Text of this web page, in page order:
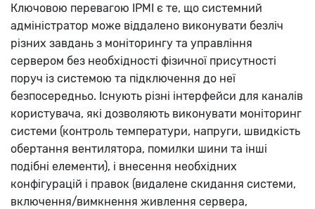
Ключовою перевагою IPMI є те, що системний
адміністратор може віддалено виконувати безліч
різних завдань з моніторингу та управління
сервером без необхідності фізичної присутності
поруч із системою та підключення до неї
безпосередньо. Існують різні інтерфейси для каналів
користувача, які дозволяють виконувати моніторинг
системи (контроль температури, напруги, швидкість
обертання вентилятора, помилки шини та інші
подібні елементи), і внесення необхідних
конфігурацій і правок (видалене скидання системи,
включення/вимкнення живлення сервера,